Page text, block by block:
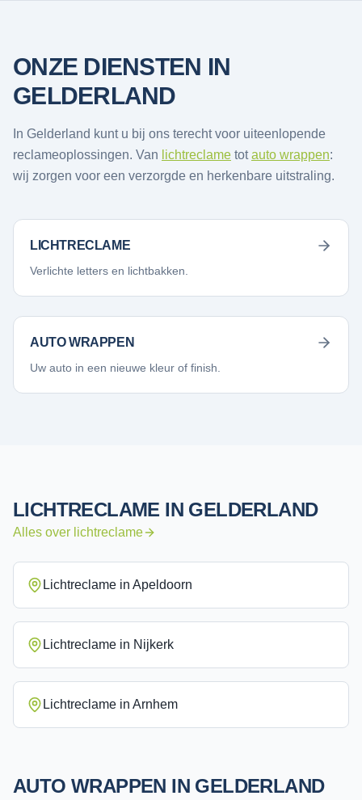
ONZE DIENSTEN IN
GELDERLAND
In Gelderland kunt u bij ons terecht voor uiteenlopende
reclameoplossingen. Van lichtreclame totauto wrappen:
wij zorgen voor een verzorgde en herkenbare uitstraling.
LICHTRECLAME
Verlichte letters en lichtbakken.
AUTO WRAPPEN
Uw auto in een nieuwe kleur of finish.
LICHTRECLAME IN GELDERLAND
Alles over lichtreclame
Lichtreclame in Apeldoorn
Lichtreclame in Nijkerk
Lichtreclame in Arnhem
AUTO WRAPPEN IN GELDERLAND